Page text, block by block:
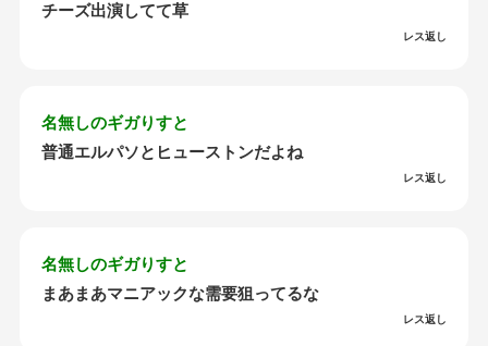
チーズ出演してて草
レス返し
名無しのギガりすと
普通エルパソとヒューストンだよね
レス返し
名無しのギガりすと
まあまあマニアックな需要狙ってるな
レス返し